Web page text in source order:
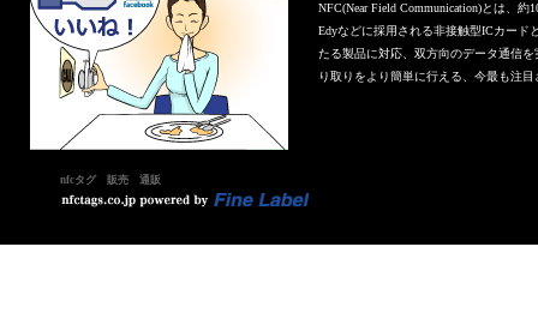
NFC(Near Field Communication)とは、
Edyなどに採用される非接触型ICカード
たる製品に対応、双方向のデータ通信
り取りをより簡単に行える、今最も注
nfcタグ 販売 通販